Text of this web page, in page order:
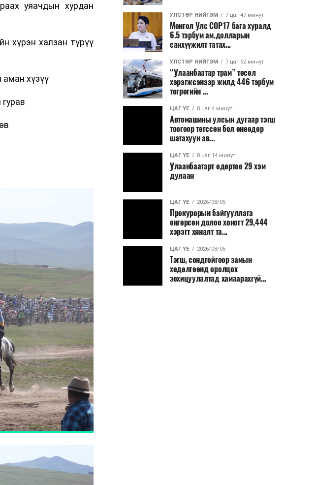
уяачдын хурдан
хүрэн халзан түрүү
хүзүү
УЛСТӨР НИЙГЭМ 7 цаг 47 минут
Монгол Улс COP17 бага хуралд
6.5 тэрбум ам.долларын
санхүүжилт татах...
УЛСТӨР НИЙГЭМ 7 цаг 52 минут
“Улаанбаатар трам” төсөл
хэрэгжсэнээр жилд 446 тэрбум
төгрөгийн ...
ЦАГ ҮЕ 8 цаг 4 минут
Автомашины улсын дугаар тэгш
тоогоор төгссөн бол өнөөдөр
шатахуун ав...
ЦАГ ҮЕ 8 цаг 14 минут
Улаанбаатарт өдөртөө 29 хэм
дулаан
ЦАГ ҮЕ 2026/08/05
Прокурорын байгууллага
өнгөрсөн долоо хоногт 29,444
хэрэгт хяналт та...
ЦАГ ҮЕ 2026/08/05
Тэгш, сондгойгоор замын
хөдөлгөөнд оролцох
зохицуулалтад хамаарахгүй...